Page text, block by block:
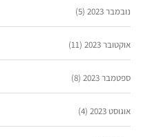
נובמבר 2023 (5)
אוקטובר 2023 (11)
ספטמבר 2023 (8)
אוגוסט 2023 (4)